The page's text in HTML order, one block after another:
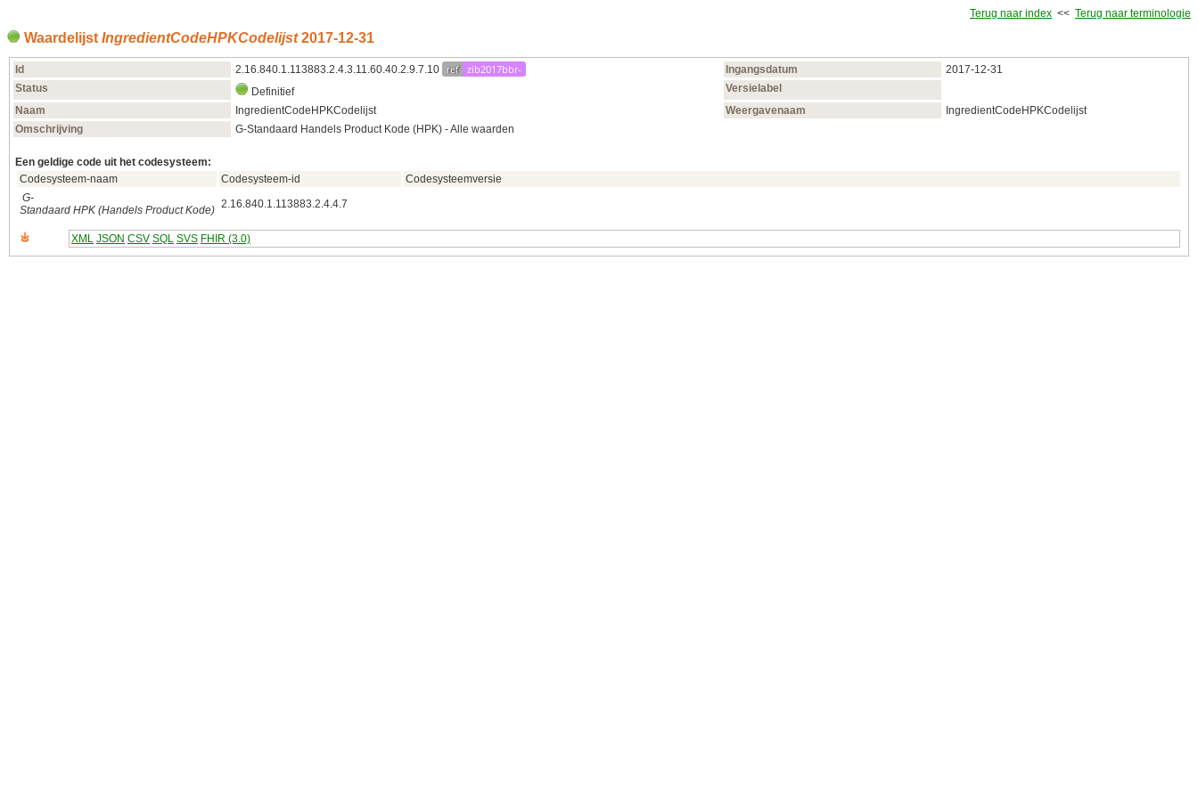
Terug naar index << Terug naar terminologie
Waardelijst IngredientCodeHPKCodelijst2017‑12‑31
Id 2.16.840.1.113883.2.4.3.11.60.40.2.9.7.10 ref zib2017bbr- Ingangsdatum
2017‑12‑31
Status
Definitief
Versielabel
Naam
IngredientCodeHPKCodelijst Weergavenaam
IngredientCodeHPKCodelijst
Omschrijving
G-Standaard Handels Product Kode (HPK) - Alle waarden
Een geldige code uit het codesysteem:
Codesysteem-naam
Codesysteem-id
Codesysteemversie
G-
Standaard HPK (Handels Product Kode) 2.16.840.1.113883.2.4.4.7
XML JSON CSV SQL SVS FHIR (3.0)